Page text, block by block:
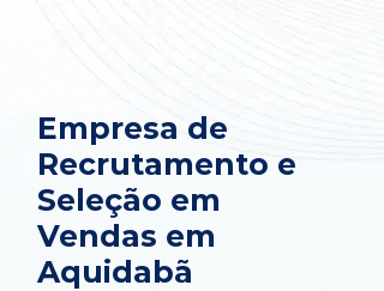
Empresa de
Recrutamento e
Seleção em
Vendas em
Aquidabã